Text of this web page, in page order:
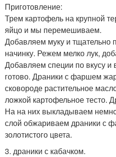
Приготовление:
Трем картофель на крупной
яйцо и мы перемешиваем.
Добавляем муку и
начинку. Режем мелко лук,
Добавляем специи по вкусу
готово. Драники с фаршем
сковороде растительное
ложкой картофельное тесто.
На на них выкладываем
слой обжариваем драники с
золотистого цвета.
3. драники с кабачком.